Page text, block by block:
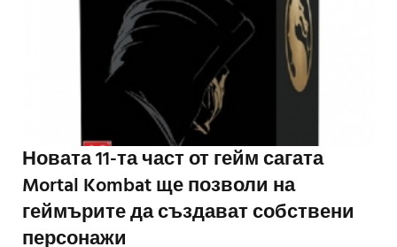
Новата 11-та част от гейм сагата
Mortal Kombat ще позволи на
геймърите да създават собствени
персонажи